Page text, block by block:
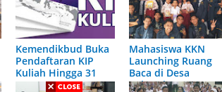
Kemendikbud Buka
Pendaftaran KIP
Kuliah Hingga 31
Maret 2020
Mahasiswa KKN
Launching Ruang
Baca di Desa
Sukorejo